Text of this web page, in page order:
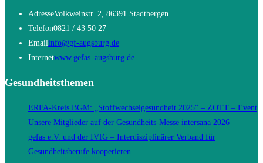
AdresseVolkweinstr. 2, 86391 Stadtbergen
Telefon0821 / 43 50 27
Emailinfo@gf-augsburg.deOpens
in
Internetwww.gefas–augsburg.deOpens
Gesundheitsthemen
ERFA-Kreis BGM: „Stoffwechselgesundheit 2025“ – ZOTT – Event
Unsere Mitglieder auf der Gesundheits-Messe intersana 2026
gefas e.V. und der IVfG – Interdisziplinärer Verband für
Gesundheitsberufe kooperieren